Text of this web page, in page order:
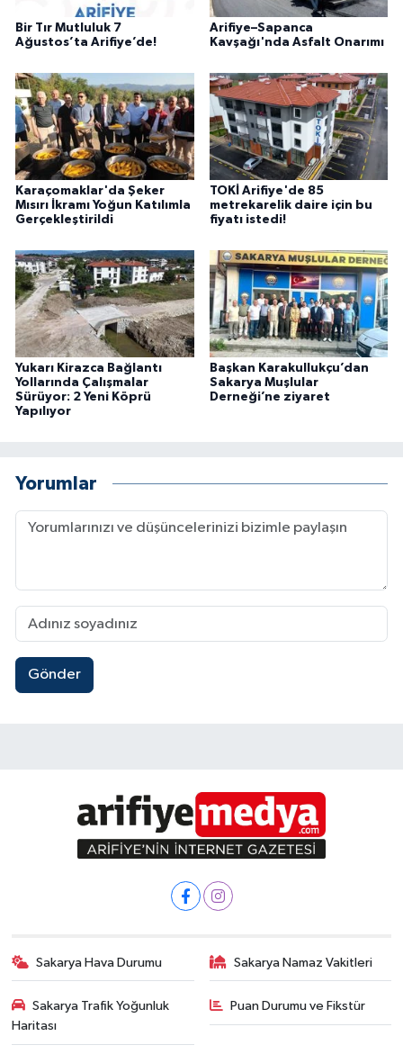
Bir Tır Mutluluk 7
Ağustos’ta Arifiye’de!
Arifiye–Sapanca
Kavşağı'nda Asfalt Onarımı
Karaçomaklar'da Şeker
Mısırı İkramı Yoğun Katılımla
Gerçekleştirildi
TOKİ Arifiye'de 85
metrekarelik daire için bu
fiyatı istedi!
Yukarı Kirazca Bağlantı
Yollarında Çalışmalar
Sürüyor: 2 Yeni Köprü
Yapılıyor
Başkan Karakullukçu’dan
Sakarya Muşlular
Derneği’ne ziyaret
Yorumlar
Gönder
Sakarya Hava Durumu Sakarya Namaz Vakitleri
Sakarya Trafik Yoğunluk
Haritası
Puan Durumu ve Fikstür
15:06 Bir Tır Mutluluk 7 Ağustos’ta Arifiye’de!